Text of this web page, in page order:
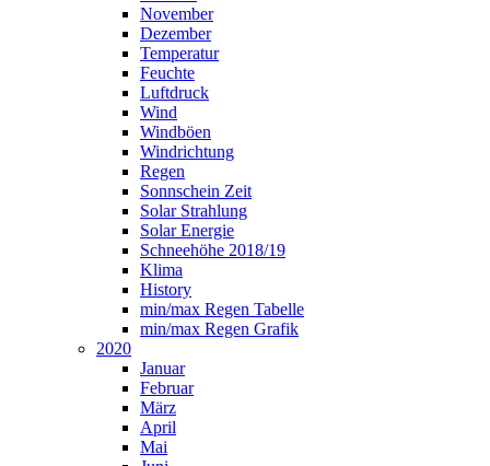
November
Dezember
Temperatur
Feuchte
Luftdruck
Wind
Windböen
Windrichtung
Regen
Sonnschein Zeit
Solar Strahlung
Solar Energie
Schneehöhe 2018/19
Klima
History
min/max Regen Tabelle
min/max Regen Grafik
2020
Januar
Februar
März
April
Mai